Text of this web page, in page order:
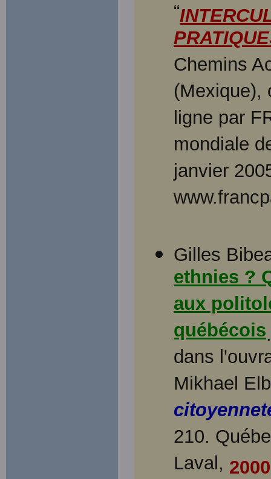
“
Chemins
ligne par
mondiale
janvier
Gilles
ethnies ?
aux
québécois
dans
Mikhael
210.
Laval, 2000